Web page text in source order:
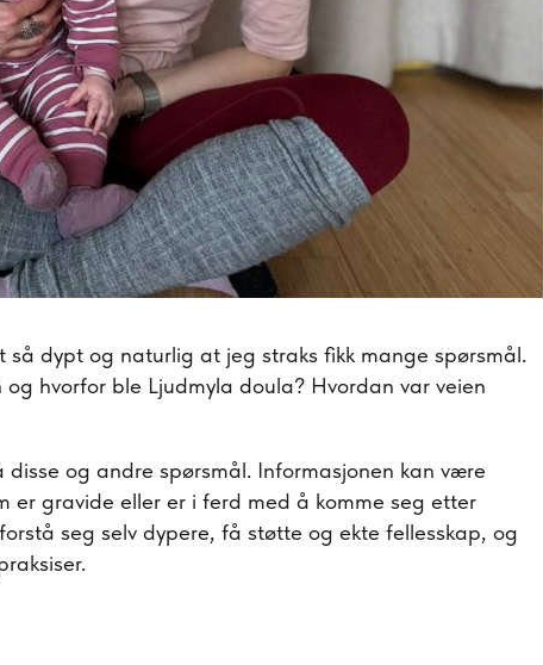
dypt og naturlig at jeg straks fikk mange spørsmål.
hvorfor ble Ljudmyla doula? Hvordan var veien
og andre spørsmål. Informasjonen kan være
er gravide eller er i ferd med å komme seg etter
seg selv dypere, få støtte og ekte fellesskap, og